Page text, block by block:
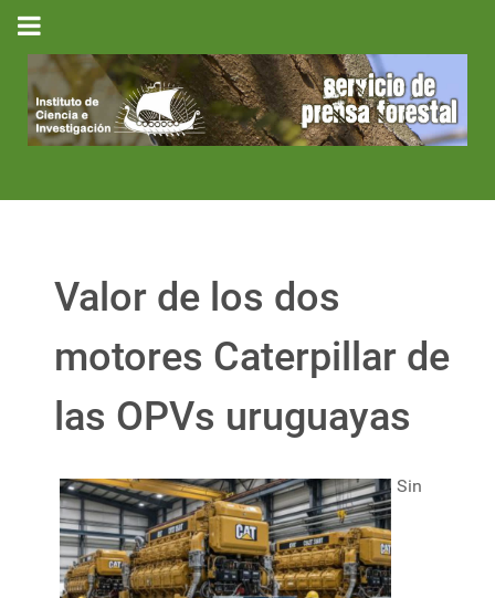
Valor de los dos
motores Caterpillar de
las OPVs uruguayas
Sin